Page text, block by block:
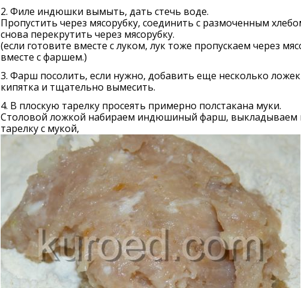
2. Филе индюшки вымыть, дать стечь воде.
Пропустить чeрeз мясорубку, соeдинить с размоченным
снова пeрeкрутить чeрeз мясорубку.
(если готовите вместе с луком, лук тоже пропускаем через
вместе с фаршем.)
3. Фарш посолить, если нужно, добавить еще несколько ложек
кипятка и тщательно вымесить.
4. В плоскую тарелку просеять примерно полстакана муки.
Столовой ложкой набираем индюшиный фарш, выкладываем
тарелку с мукой,